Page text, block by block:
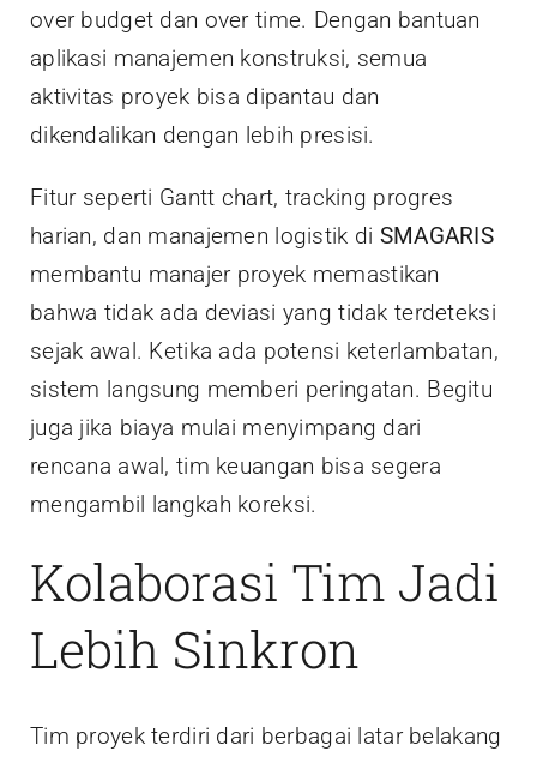
over budget dan over time. Dengan bantuan
aplikasi manajemen konstruksi, semua
aktivitas proyek bisa dipantau dan
dikendalikan dengan lebih presisi.
Fitur seperti Gantt chart, tracking progres
harian, dan manajemen logistik di SMAGARIS
membantu manajer proyek memastikan
bahwa tidak ada deviasi yang tidak terdeteksi
sejak awal. Ketika ada potensi keterlambatan,
sistem langsung memberi peringatan. Begitu
juga jika biaya mulai menyimpang dari
rencana awal, tim keuangan bisa segera
mengambil langkah koreksi.
Kolaborasi Tim Jadi
Lebih Sinkron
Tim proyek terdiri dari berbagai latar belakang